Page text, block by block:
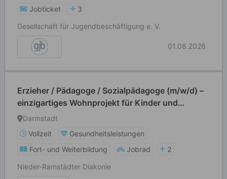
Jobticket
3
Gesellschaft für Jugendbeschäftigung e. V.
01.08.2026
Erzieher / Pädagoge / Sozialpädagoge (m/w/d) –
einzigartiges Wohnprojekt für Kinder und
Jugendliche
Darmstadt
Vollzeit
Gesundheitsleistungen
Fort- und Weiterbildung
Jobrad
2
Nieder-Ramstädter Diakonie